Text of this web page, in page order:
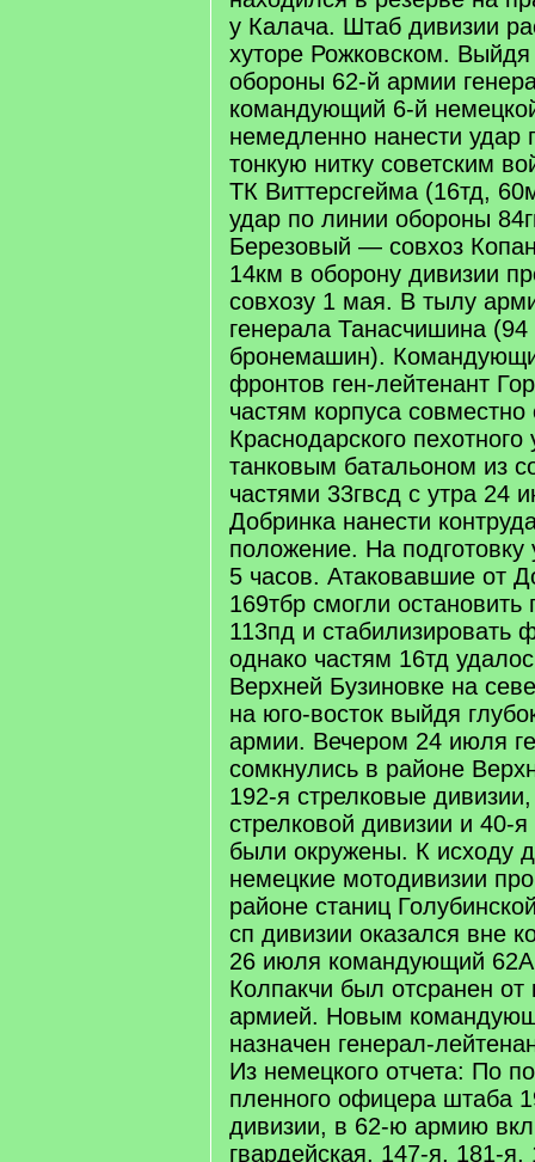
у Калача. Штаб дивизии
хуторе Рожковском.
обороны 62-й армии
командующий 6-й
немедленно нанести удар
тонкую нитку советским
ТК Виттерсгейма (16тд,
удар по линии обороны
Березовый — совхоз
14км в оборону дивизии
совхозу 1 мая. В тылу
генерала Танасчишина
бронемашин).
фронтов ген-лейтенант
частям корпуса совместно
Краснодарского
танковым батальоном из
частями 33гвсд с утра 24
Добринка нанести
положение. На подготовку
5 часов. Атаковавшие от
169тбр смогли
113пд и стабилизировать
однако частям 16тд
Верхней Бузиновке на
на юго-восток выйдя
армии. Вечером 24 июля
сомкнулись в районе
192-я стрелковые
стрелковой дивизии и 40-я
были окружены. К исходу
немецкие мотодивизии
районе станиц
сп дивизии оказался вне
26 июля командующий
Колпакчи был отсранен от
армией. Новым
назначен генерал-
Из немецкого отчета: По
пленного офицера штаба
дивизии, в 62-ю армию
гвардейская, 147-я, 181-